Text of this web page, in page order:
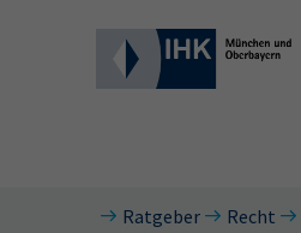
Ratgeber Recht